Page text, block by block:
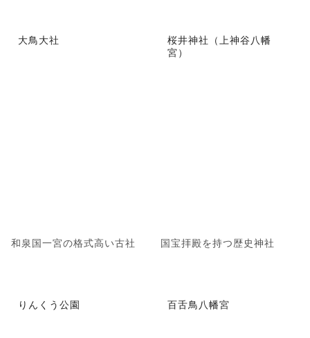
大鳥大社
和泉国一宮の格式高い古社
桜井神社（上神谷八幡
宮）
国宝拝殿を持つ歴史神社
りんくう公園 百舌鳥八幡宮